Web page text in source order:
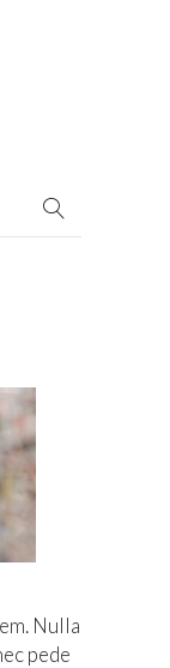
Nulla
pede